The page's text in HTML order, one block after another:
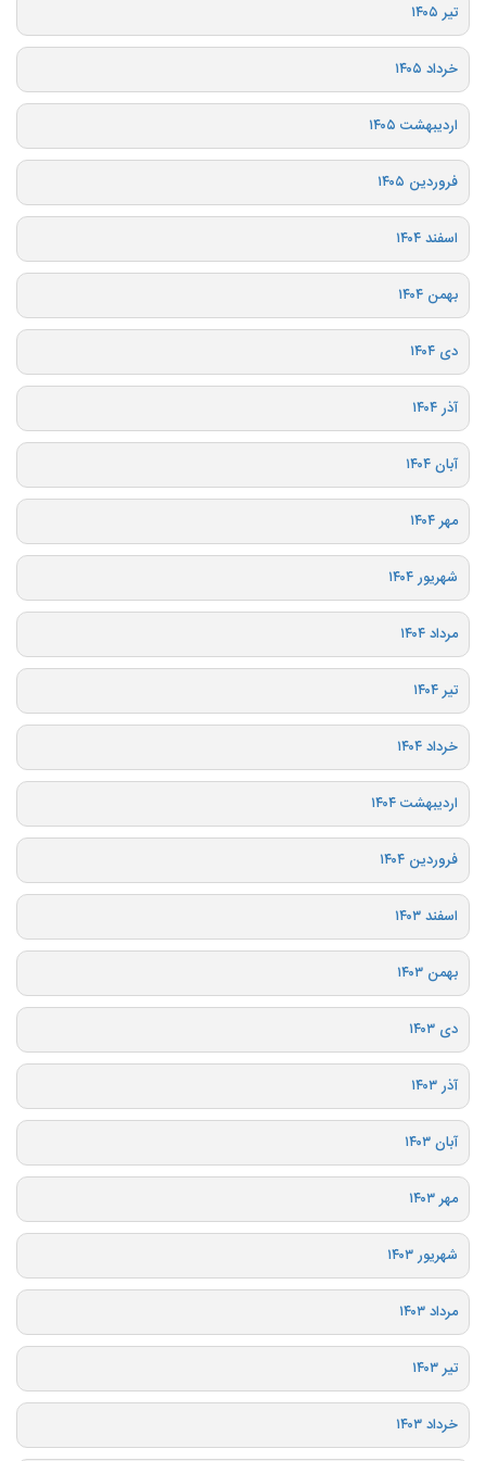
تیر ۱۴۰۵
خرداد ۱۴۰۵
اردیبهشت ۱۴۰۵
فروردین ۱۴۰۵
اسفند ۱۴۰۴
بهمن ۱۴۰۴
دی ۱۴۰۴
آذر ۱۴۰۴
آبان ۱۴۰۴
مهر ۱۴۰۴
شهریور ۱۴۰۴
مرداد ۱۴۰۴
تیر ۱۴۰۴
خرداد ۱۴۰۴
اردیبهشت ۱۴۰۴
فروردین ۱۴۰۴
اسفند ۱۴۰۳
بهمن ۱۴۰۳
دی ۱۴۰۳
آذر ۱۴۰۳
آبان ۱۴۰۳
مهر ۱۴۰۳
شهریور ۱۴۰۳
مرداد ۱۴۰۳
تیر ۱۴۰۳
خرداد ۱۴۰۳